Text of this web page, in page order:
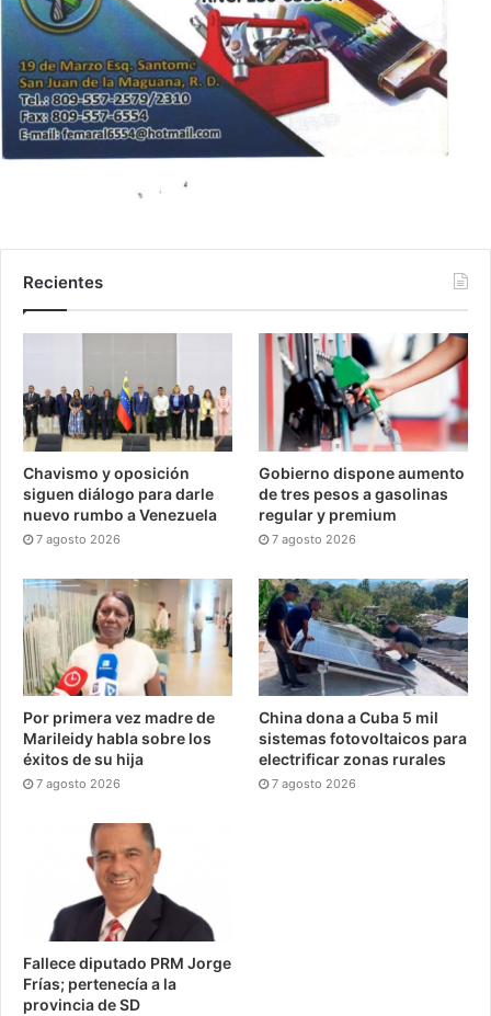
Recientes
Chavismo y oposición
siguen diálogo para darle
nuevo rumbo a Venezuela
7 agosto 2026
Gobierno dispone aumento
de tres pesos a gasolinas
regular y premium
7 agosto 2026
Por primera vez madre de
Marileidy habla sobre los
éxitos de su hija
7 agosto 2026
China dona a Cuba 5 mil
sistemas fotovoltaicos para
electrificar zonas rurales
7 agosto 2026
Fallece diputado PRM Jorge
Frías; pertenecía a la
provincia de SD